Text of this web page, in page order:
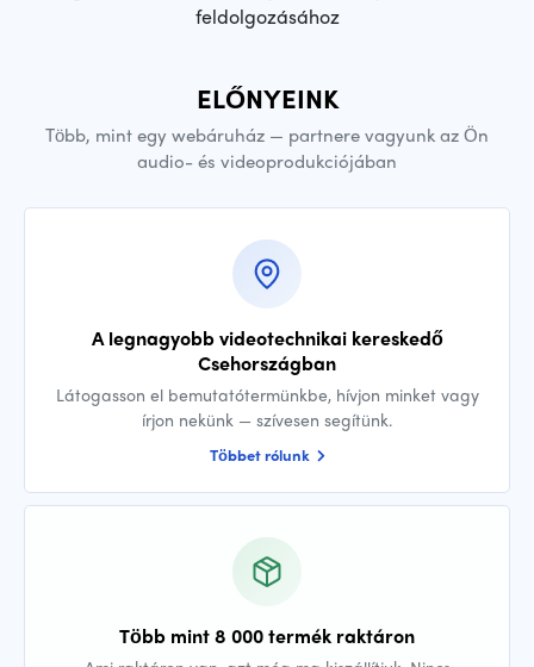
feldolgozásához
ELŐNYEINK
Több, mint egy webáruház — partnere vagyunk az Ön
audio- és videoprodukciójában
A legnagyobb videotechnikai kereskedő
Csehországban
Látogasson el bemutatótermünkbe, hívjon minket vagy
írjon nekünk — szívesen segítünk.
Többet rólunk
Több mint 8 000 termék raktáron